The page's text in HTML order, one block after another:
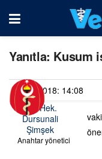
Yanıtla: Kusum
24/06/2018: 14:08
Vet. Hek.
Dursunali
Şimşek
Anahtar yönetici